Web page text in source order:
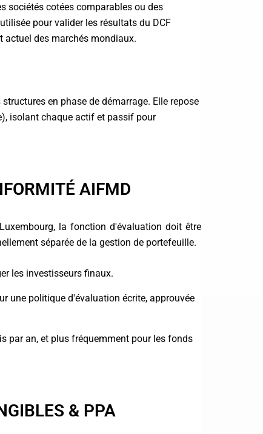
sociétés cotées comparables ou des
pour valider les résultats du DCF
actuel des marchés mondiaux.
en phase de démarrage. Elle repose
isolant chaque actif et passif pour
AIFMD
la fonction d'évaluation doit être
séparée de la gestion de portefeuille.
les investisseurs finaux.
une politique d'évaluation écrite, approuvée
par an, et plus fréquemment pour les fonds
& PPA